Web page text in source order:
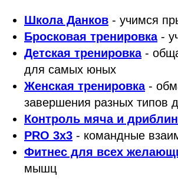
Школа Данков - учимся
Бросковая тренировка-
Детская тренировка-
для самых юных
Женская тренировка -
завершения разных типов
Контроль мяча и
PRO 3x3 - командные
Фитнес для всех
мышц